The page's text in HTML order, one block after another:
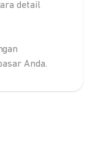
detail
Anda.